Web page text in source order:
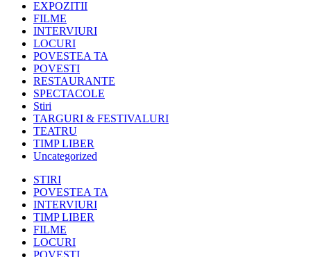
EXPOZITII
FILME
INTERVIURI
LOCURI
POVESTEA TA
POVESTI
RESTAURANTE
SPECTACOLE
Stiri
TARGURI & FESTIVALURI
TEATRU
TIMP LIBER
Uncategorized
STIRI
POVESTEA TA
INTERVIURI
TIMP LIBER
FILME
LOCURI